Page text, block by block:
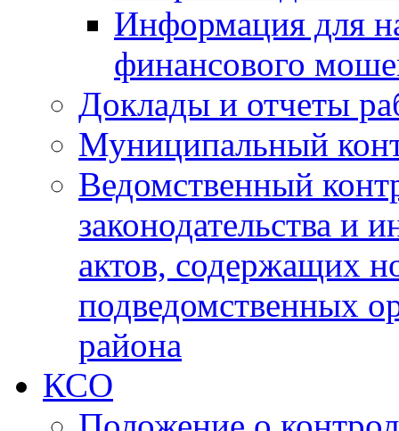
Информация для
финансового
Доклады и отчеты
Муниципальный
Ведомственный
законодательства и
актов, содержащих
подведомственных
района
КСО